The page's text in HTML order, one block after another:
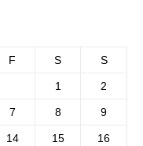
F S S
1 2
7 8 9
14 15 16